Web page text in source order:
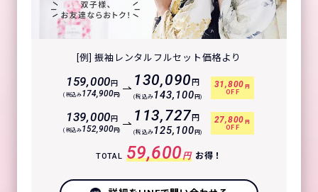
[例] 振袖レンタルフルセット価格より
159,000円
(税込み174,900円)
130,090 円
(税込み143,100 円)
31,800 円
OFF
139,000円
(税込み152,900円)
113,727 円
(税込み125,100 円)
27,800 円
OFF
TOTAL 59,600円 お得！